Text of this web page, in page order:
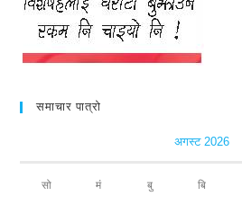
समाचार पात्रो
अगस्ट 2026
सो मं बु बि